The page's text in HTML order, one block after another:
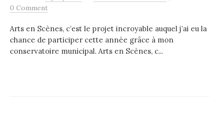
0 Comment
Arts en Scènes, c’est le projet incroyable auquel j’ai eu la
chance de participer cette année grâce à mon
conservatoire municipal. Arts en Scènes, c...